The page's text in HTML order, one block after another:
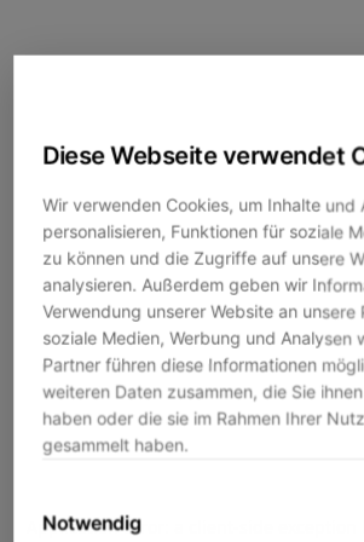
Diese Webseite verwendet
Wir verwenden Cookies, um Inhalte und
personalisieren, Funktionen für soziale
zu können und die Zugriffe auf unsere
analysieren. Außerdem geben wir
Verwendung unserer Website an unsere
soziale Medien, Werbung und Analysen
Partner führen diese Informationen
weiteren Daten zusammen, die Sie
haben oder die sie im Rahmen Ihrer
gesammelt haben.
Notwendig
Application error: a